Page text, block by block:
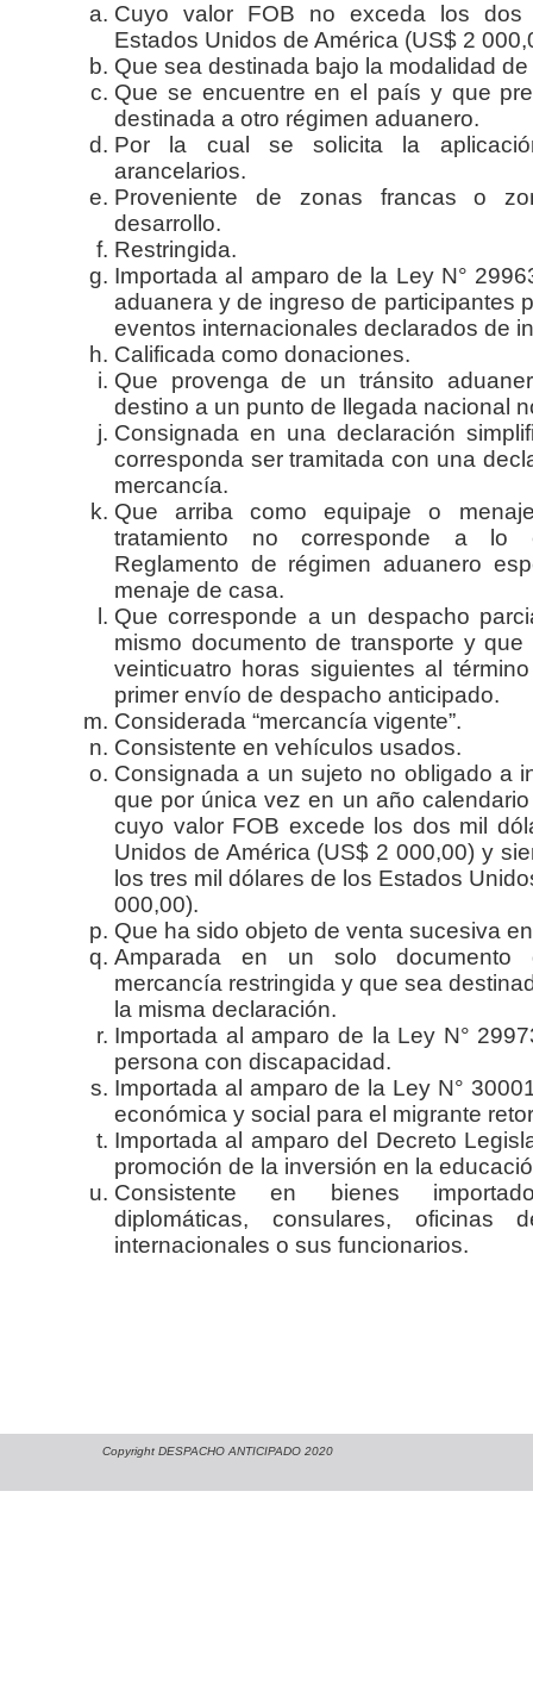
Cuyo valor FOB no exceda los
Estados Unidos de América (US$ 2
Que sea destinada bajo la modalidad
Que se encuentre en el país y que
destinada a otro régimen aduanero.
Por la cual se solicita la
arancelarios.
Proveniente de zonas francas o
desarrollo.
Restringida.
Importada al amparo de la Ley N°
aduanera y de ingreso de participantes
eventos internacionales declarados de
Calificada como donaciones.
Que provenga de un tránsito
destino a un punto de llegada nacional
Consignada en una declaración
corresponda ser tramitada con una
mercancía.
Que arriba como equipaje o
tratamiento no corresponde a lo
Reglamento de régimen aduanero
menaje de casa.
Que corresponde a un despacho
mismo documento de transporte y
veinticuatro horas siguientes al
primer envío de despacho anticipado.
Considerada “mercancía vigente”.
Consistente en vehículos usados.
Consignada a un sujeto no obligado a
que por única vez en un año
cuyo valor FOB excede los dos mil
Unidos de América (US$ 2 000,00) y
los tres mil dólares de los Estados
000,00).
Que ha sido objeto de venta sucesiva
Amparada en un solo documento
mercancía restringida y que sea
la misma declaración.
Importada al amparo de la Ley N°
persona con discapacidad.
Importada al amparo de la Ley N°
económica y social para el migrante
Importada al amparo del Decreto
promoción de la inversión en la
Consistente en bienes
diplomáticas, consulares, oficinas
internacionales o sus funcionarios.
Copyright DESPACHO ANTICIPADO 2020